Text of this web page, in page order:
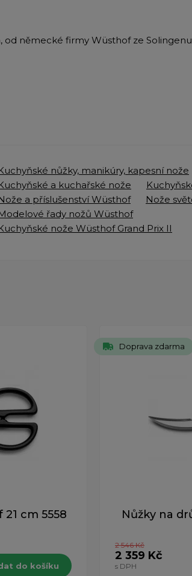
od německé firmy Wüsthof ze
nůžky, manikúry, kapesní nože
a kuchařské nože
a příslušenství Wüsthof
Nože
řady nožů Wüsthof
nože Wüsthof Grand Prix II
cm 5558
do košíku
Doprava zdarma
Nůžky na
2 546 Kč
2 359 Kč
s DPH